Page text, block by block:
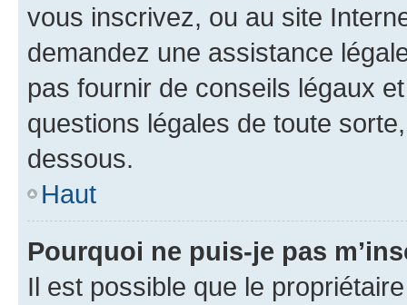
vous inscrivez, ou au site
demandez une assistance
pas fournir de conseils légaux
questions légales de toute
dessous.
Haut
Pourquoi ne puis-je pas
Il est possible que le